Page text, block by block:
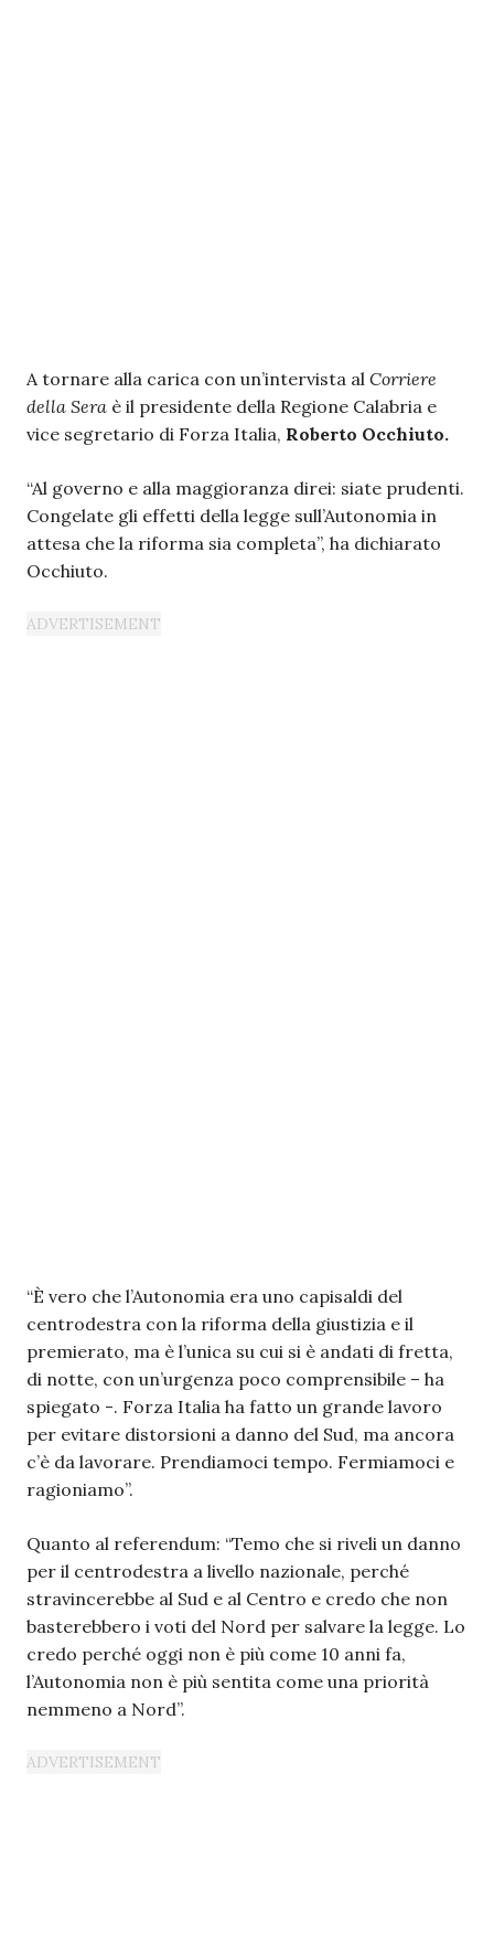
A tornare alla carica con un’intervista al Corriere
della Sera è il presidente della Regione Calabria e
vice segretario di Forza Italia, Roberto Occhiuto.
“Al governo e alla maggioranza direi: siate prudenti.
Congelate gli effetti della legge sull’Autonomia in
attesa che la riforma sia completa”, ha dichiarato
Occhiuto.
“È vero che l’Autonomia era uno capisaldi del
centrodestra con la riforma della giustizia e il
premierato, ma è l’unica su cui si è andati di fretta,
di notte, con un’urgenza poco comprensibile – ha
spiegato -. Forza Italia ha fatto un grande lavoro
per evitare distorsioni a danno del Sud, ma ancora
c’è da lavorare. Prendiamoci tempo. Fermiamoci e
ragioniamo”.
Quanto al referendum: “Temo che si riveli un danno
per il centrodestra a livello nazionale, perché
stravincerebbe al Sud e al Centro e credo che non
basterebbero i voti del Nord per salvare la legge. Lo
credo perché oggi non è più come 10 anni fa,
l’Autonomia non è più sentita come una priorità
nemmeno a Nord”.